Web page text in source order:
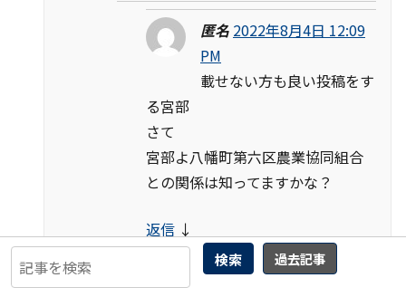
検索 過去記事
匿名 2022年8月4日 12:09
PM
載せない方も良い投稿をす
る宮部
さて
宮部よ八幡町第六区農業協同組合
との関係は知ってますかな？
返信 ↓
匿名 2022年8月4日